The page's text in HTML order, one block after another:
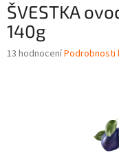
ŠVESTKA
140g
Průměrné
13 hodnoceníPodrobnosti